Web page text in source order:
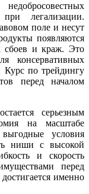
легализации.
поле и несут
появляются
сбоев и краж. Это
консервативных
Курс по трейдингу
перед началом
серьезным
на масштабе
выгодные условия
ниши с высокой
и скорость
перед
именно